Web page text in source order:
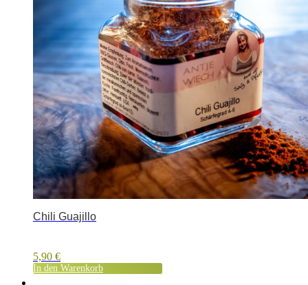
Chili Guajillo
5,90 €
In den Warenkorb